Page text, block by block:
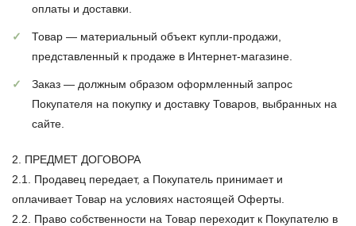
оплаты и доставки.
Товар — материальный объект купли-продажи,
представленный к продаже в Интернет-магазине.
Заказ — должным образом оформленный запрос
Покупателя на покупку и доставку Товаров, выбранных на
сайте.
2. ПРЕДМЕТ ДОГОВОРА
2.1. Продавец передает, а Покупатель принимает и
оплачивает Товар на условиях настоящей Оферты.
2.2. Право собственности на Товар переходит к Покупателю в